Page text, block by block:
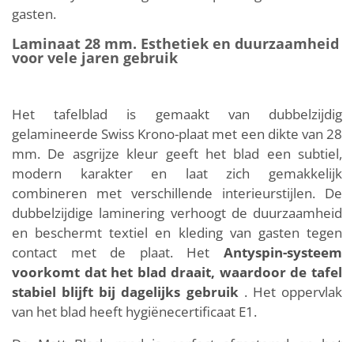
gasten.
Laminaat 28 mm. Esthetiek en duurzaamheid
voor vele jaren gebruik
Het tafelblad is gemaakt van dubbelzijdig
gelamineerde Swiss Krono-plaat met een dikte van 28
mm. De asgrijze kleur geeft het blad een subtiel,
modern karakter en laat zich gemakkelijk
combineren met verschillende interieurstijlen. De
dubbelzijdige laminering verhoogt de duurzaamheid
en beschermt textiel en kleding van gasten tegen
contact met de plaat. Het Antyspin-systeem
voorkomt dat het blad draait, waardoor de tafel
stabiel blijft bij dagelijks gebruik . Het oppervlak
van het blad heeft hygiënecertificaat E1.